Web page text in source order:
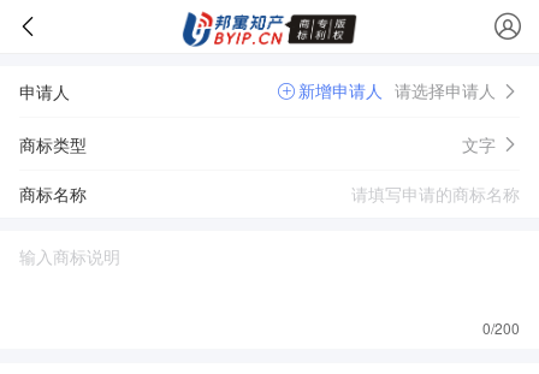
申请人 新增申请人 请选择申请人
商标类型 文字
商标名称
0/200